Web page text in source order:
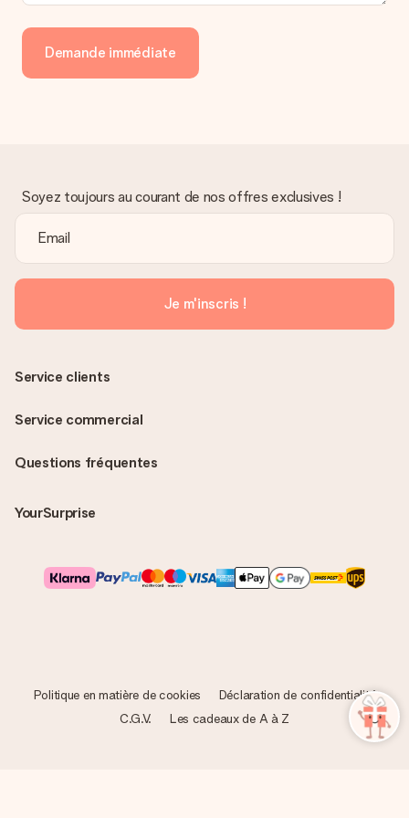
Demande immédiate
Soyez toujours au courant de nos offres exclusives !
Je m'inscris !
Questions fréquentes
YourSurprise
Service clients
Service commercial
Politique en matière de cookies
Déclaration de confidentialité
C.G.V.
Les cadeaux de A à Z